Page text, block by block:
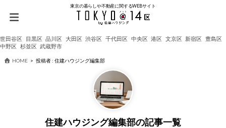
東京の暮らしや不動産に関するWEBサイト
世田谷区 目黒区 品川区 大田区 渋谷区 千代田区 中央区 港区 文京区 新宿区
豊島区
中野区 杉並区 武蔵野市
HOME 投稿者 : 住建ハウジング編集部
住建ハウジング編集部